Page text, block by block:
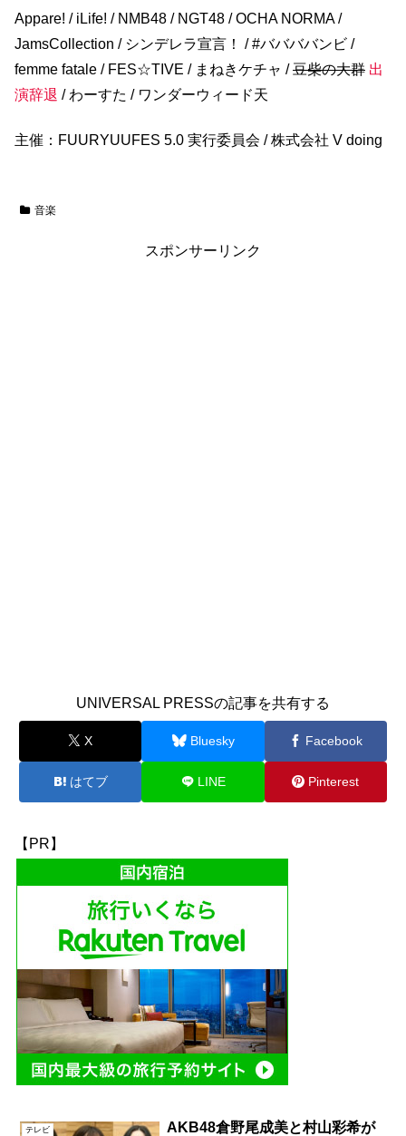
Appare! / iLife! / NMB48 / NGT48 / OCHA NORMA /
JamsCollection / シンデレラ宣言！ / #ババババンビ /
femme fatale / FES☆TIVE / まねきケチャ /豆柴の大群 出
演辞退 / わーすた / ワンダーウィード天
主催：FUURYUUFES 5.0 実行委員会 / 株式会社 V doing
音楽
スポンサーリンク
UNIVERSAL PRESSの記事を共有する
X Bluesky Facebook
はてブ LINE Pinterest
【PR】
テレビ
AKB48倉野尾成美と村山彩希が